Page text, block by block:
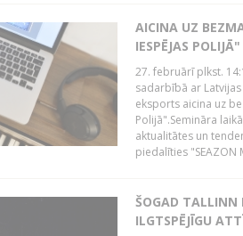
AICINA UZ
IESPĒJAS POLIJĀ"
27. februārī plkst.
sadarbībā ar
eksports aicina uz
Polijā".Semināra
aktualitātes un
piedalīties "SEAZON
ŠOGAD TALLINN
ILGTSPĒJĪGU